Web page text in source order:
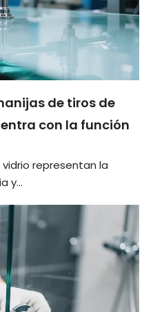
de tiros de
con la función
representan la
y...